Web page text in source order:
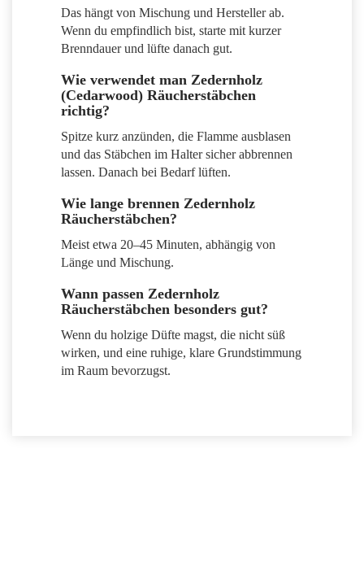
Das hängt von Mischung und Hersteller ab.
Wenn du empfindlich bist, starte mit kurzer
Brenndauer und lüfte danach gut.
Wie verwendet man Zedernholz
(Cedarwood) Räucherstäbchen
richtig?
Spitze kurz anzünden, die Flamme ausblasen
und das Stäbchen im Halter sicher abbrennen
lassen. Danach bei Bedarf lüften.
Wie lange brennen Zedernholz
Räucherstäbchen?
Meist etwa 20–45 Minuten, abhängig von
Länge und Mischung.
Wann passen Zedernholz
Räucherstäbchen besonders gut?
Wenn du holzige Düfte magst, die nicht süß
wirken, und eine ruhige, klare Grundstimmung
im Raum bevorzugst.